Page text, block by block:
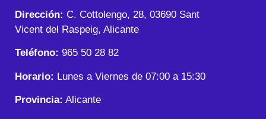
Dirección: C. Cottolengo, 28, 03690 Sant
Vicent del Raspeig, Alicante
Teléfono: 965 50 28 82
Horario: Lunes a Viernes de 07:00 a 15:30
Provincia: Alicante